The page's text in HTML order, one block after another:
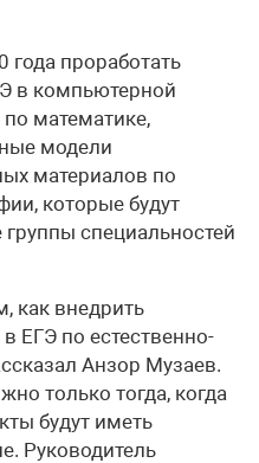
года проработать
в компьютерной
математике,
модели
материалов по
которые будут
специальностей
как внедрить
ЕГЭ по естественно-
Анзор Музаев.
только тогда, когда
будут иметь
Руководитель